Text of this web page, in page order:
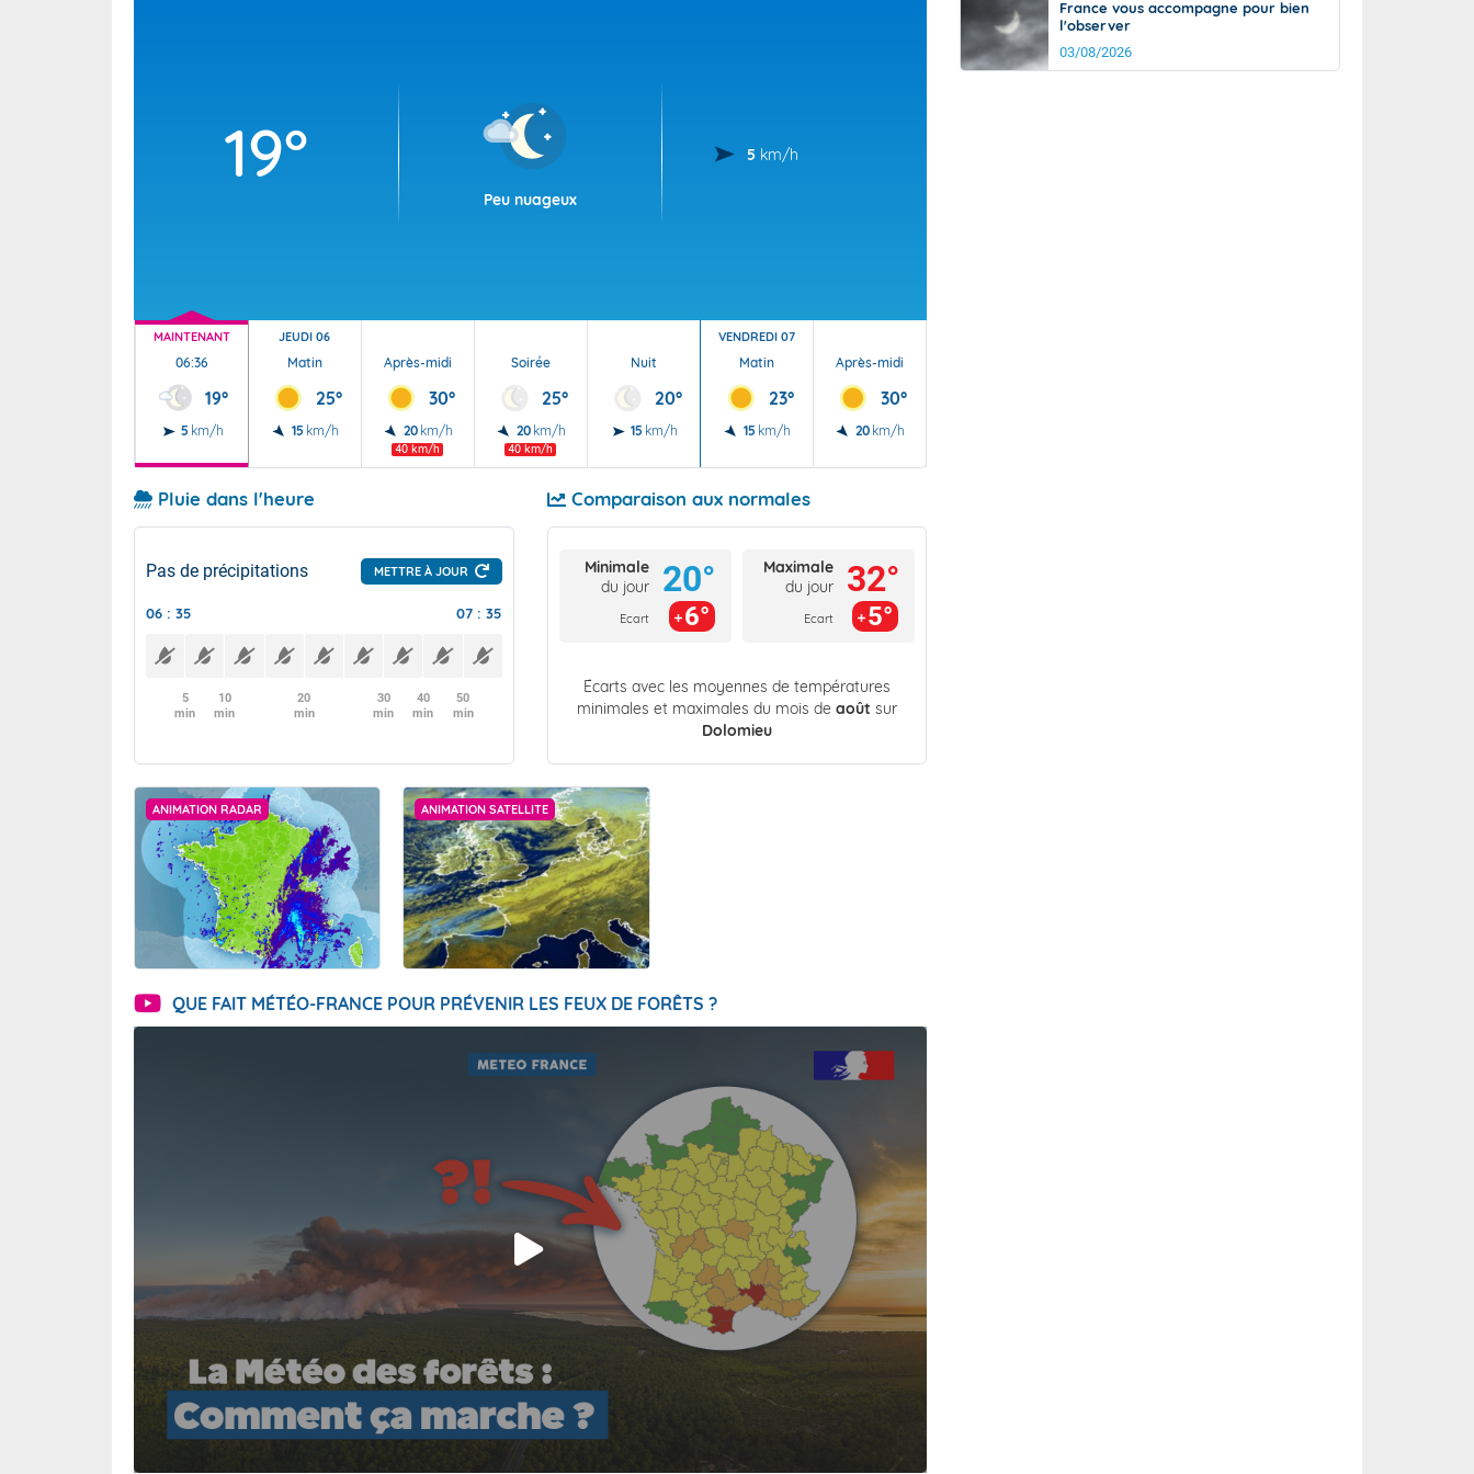
19°
Peu nuageux
5 km/h
MAINTENANT
06:36
19°
5 km/h
JEUDI 06
Matin
25°
15 km/h
Après-midi
30°
20 km/h
40 km/h
Soirée
25°
20 km/h
40 km/h
Nuit
20°
15 km/h
VENDREDI 07
Matin
23°
15 km/h
Après-midi
30°
20 km/h
Pluie dans l'heure
Pas de précipitations METTRE À JOUR
06 : 35 07 : 35
5
min
10
min
20
min
30
min
40
min
50
min
Comparaison aux normales
Minimale
du jour
Ecart
20°
6°
Maximale
du jour
Ecart
32°
5°
Écarts avec les moyennes de températures
minimales et maximales du mois de août sur
Dolomieu
ANIMATION RADAR ANIMATION SATELLITE
QUE FAIT MÉTÉO-FRANCE POUR PRÉVENIR LES FEUX DE FORÊTS ?
France vous accompagne pour bien
l'observer
03/08/2026